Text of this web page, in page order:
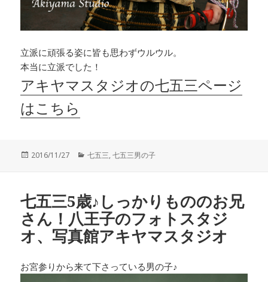
立派に頑張る姿に皆も思わずウルウル。
本当に立派でした！
アキヤマスタジオの七五三ページ
はこちら
投
2016/11/27
カ
ー
七五三,七五三男の子
七五三5歳♪しっかりもののお兄
さん！八王子のフォトスタジ
オ、写真館アキヤマスタジオ
お宮参りから来て下さっている男の子♪